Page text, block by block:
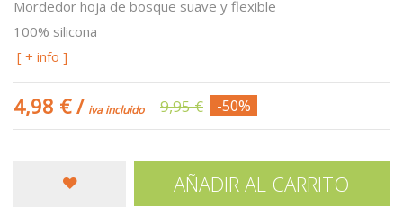
Mordedor hoja de bosque suave y flexible
100% silicona
[ + info ]
4,98 €/ iva incluido 9,95 € -50%
AÑADIR AL CARRITO